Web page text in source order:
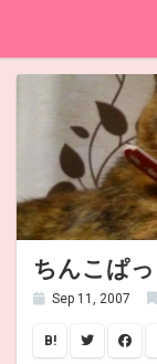
ちんこぱ
Sep 11, 2007
B!